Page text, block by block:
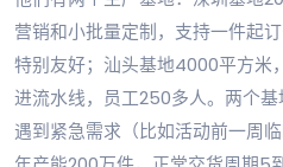
营销和小批量定制，支持一件起
特别友好；汕头基地4000平方米
进流水线，员工250多人。两个基
遇到紧急需求（比如活动前一周